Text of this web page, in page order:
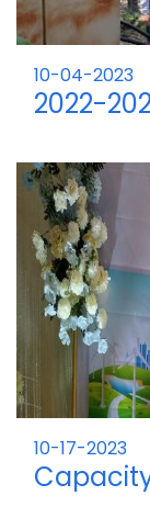
10-04-2023
2022-
ပထမနှစ် ကျောင်
10-17-2023